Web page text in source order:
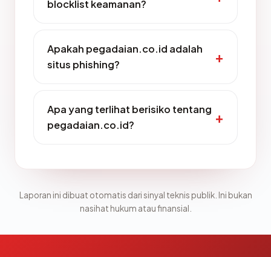
blocklist keamanan?
Apakah pegadaian.co.id adalah
situs phishing?
Apa yang terlihat berisiko tentang
pegadaian.co.id?
Laporan ini dibuat otomatis dari sinyal teknis publik. Ini bukan
nasihat hukum atau finansial.